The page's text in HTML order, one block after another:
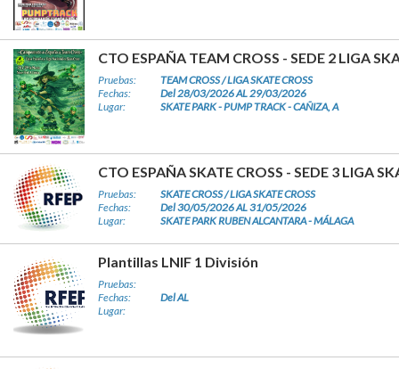
CTO ESPAÑA TEAM CROSS - SEDE 2 LIGA
Pruebas:
TEAM CROSS / LIGA SKATE CROSS
Fechas:
Del 28/03/2026 AL 29/03/2026
Lugar:
SKATE PARK - PUMP TRACK - CAÑIZA, A
CTO ESPAÑA SKATE CROSS - SEDE 3 LIGA
Pruebas:
SKATE CROSS / LIGA SKATE CROSS
Fechas:
Del 30/05/2026 AL 31/05/2026
Lugar:
SKATE PARK RUBEN ALCANTARA - MÁLAGA
Plantillas LNIF 1 División
Pruebas:
Fechas:
Del AL
Lugar: